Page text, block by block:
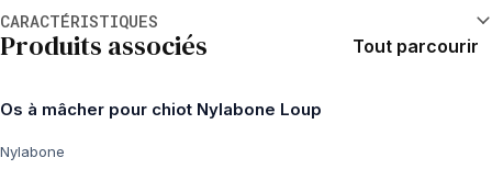
CARACTÉRISTIQUES
Produits associés Tout parcourir
Os à mâcher pour chiot Nylabone Loup
Nylabone